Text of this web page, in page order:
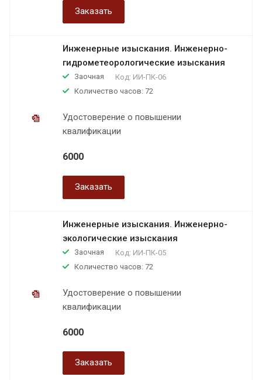
Заказать
Инженерные изыскания. Инженерно-
гидрометеорологические изыскания
Заочная Код: ИИ-ПК-06
Количество часов: 72
Удостоверение о повышении
квалификации
6000
Заказать
Инженерные изыскания. Инженерно-
экологические изыскания
Заочная Код: ИИ-ПК-05
Количество часов: 72
Удостоверение о повышении
квалификации
6000
Заказать